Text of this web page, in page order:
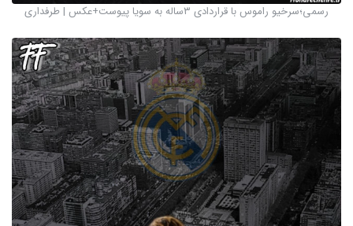
رسمی؛سرخیو راموس با قراردادی ۳ساله به سویا پیوست+عکس | طرفداری